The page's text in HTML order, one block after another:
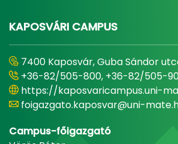
KAPOSVÁRI CAMPUS
7400 Kaposvár, Guba Sándor
+36-82/505-800, +36-82/505-
https://kaposvaricampus.uni-
foigazgato.kaposvar@uni-
Campus-főigazgató